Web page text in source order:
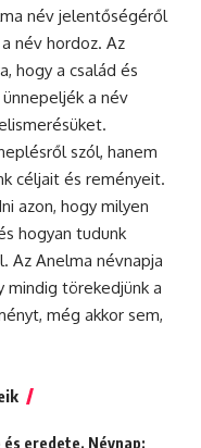
név jelentőségéről
név hordoz. Az
hogy a család és
a név
szól, hanem
céljait és reményeit.
azon, hogy milyen
hogyan tudunk
Az Anelma névnapja
mindig törekedjünk a
még akkor sem,
eredete. Névnap: